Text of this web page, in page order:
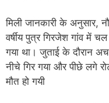
मिली जानकारी के अनुसार,
वर्षीय पुत्र गिरजेश गांव में
गया था। जुताई के दौरान
नीचे गिर गया और पीछे लगे
मौत हो गयी